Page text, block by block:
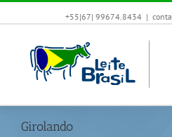
+55|67| 99674.8434 |
Girolando